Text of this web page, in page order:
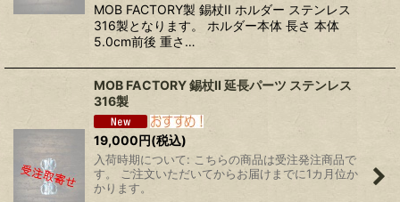
MOB FACTORY製 錫杖II ホルダー ステンレス
316製となります。 ホルダー本体 長さ 本体
5.0cm前後 重さ…
MOB FACTORY 錫杖II 延長パーツ ステンレス
316製
19,000円(税込)
入荷時期について: こちらの商品は受注発注商品で
す。 ご注文いただいてからお届けまでに1カ月位か
かります。